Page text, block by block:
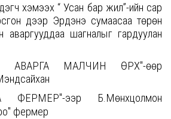
хэмээх “ Усан бар жил”-ийн сар
дээр Эрдэнэ сумаасаа төрөн
аваргууддаа шагналыг гардуулан
АВАРГА МАЛЧИН ӨРХ"-өөр
ФЕРМЕР"-ээр
Б.Мөнхцолмон
фермер